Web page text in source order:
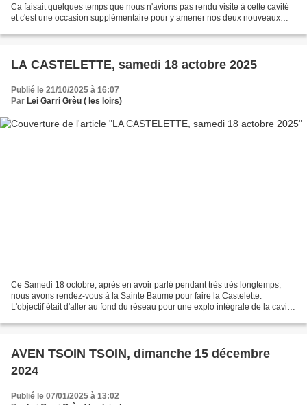
Ca faisait quelques temps que nous n'avions pas rendu visite à cette cavité
et c'est une occasion supplémentaire pour y amener nos deux nouveaux
LA CASTELETTE, samedi 18 actobre 2025
Publié le 21/10/2025 à 16:07
Par Lei Garri Grèu ( les loirs)
Ce Samedi 18 octobre, après en avoir parlé pendant très très longtemps,
nous avons rendez-vous à la Sainte Baume pour faire la Castelette.
L'objectif était d'aller au fond du réseau pour une explo intégrale de la cavité.
AVEN TSOIN TSOIN, dimanche 15 décembre
2024
Publié le 07/01/2025 à 13:02